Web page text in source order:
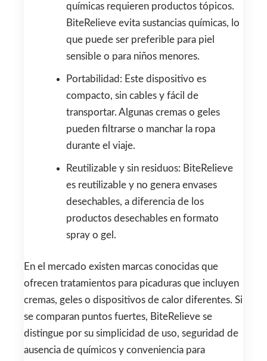
químicas requieren productos tópicos.
BiteRelieve evita sustancias químicas, lo
que puede ser preferible para piel
sensible o para niños menores.
Portabilidad: Este dispositivo es
compacto, sin cables y fácil de
transportar. Algunas cremas o geles
pueden filtrarse o manchar la ropa
durante el viaje.
Reutilizable y sin residuos: BiteRelieve
es reutilizable y no genera envases
desechables, a diferencia de los
productos desechables en formato
spray o gel.
En el mercado existen marcas conocidas que
ofrecen tratamientos para picaduras que incluyen
cremas, geles o dispositivos de calor diferentes. Si
se comparan puntos fuertes, BiteRelieve se
distingue por su simplicidad de uso, seguridad de
ausencia de químicos y conveniencia para